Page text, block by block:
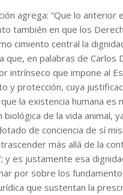
agrega: “Que lo anterior
también en que los
cimiento central la
que, en palabras de Carlos
intrínseco que impone al
y protección, cuya
la existencia humana es
biológica de la vida animal,
de conciencia de sí
más allá de la
y es justamente esa
por sobre los
que sustentan la